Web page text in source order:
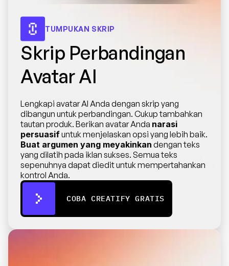
TUMPUKAN SKRIP
Skrip Perbandingan
Avatar AI
Lengkapi avatar AI Anda dengan skrip yang
dibangun untuk perbandingan. Cukup tambahkan
tautan produk. Berikan avatar Anda narasi
persuasif
Buat argumen yang meyakinkan dengan teks
yang dilatih pada iklan sukses. Semua teks
sepenuhnya dapat diedit untuk mempertahankan
kontrol Anda.
COBA CREATIFY GRATIS